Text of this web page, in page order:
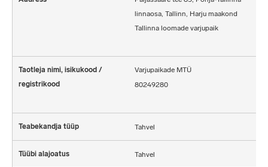
linnaosa, Tallinn, Harju maakond
Tallinna loomade varjupaik
Varjupaikade MTÜ
80249280
Tahvel
Tahvel